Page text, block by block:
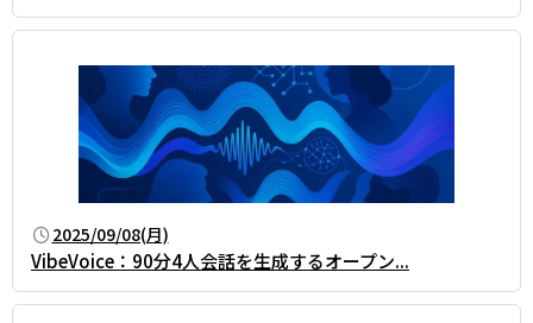
2025/09/08(月)
VibeVoice：90分4人会話を生成するオープン...